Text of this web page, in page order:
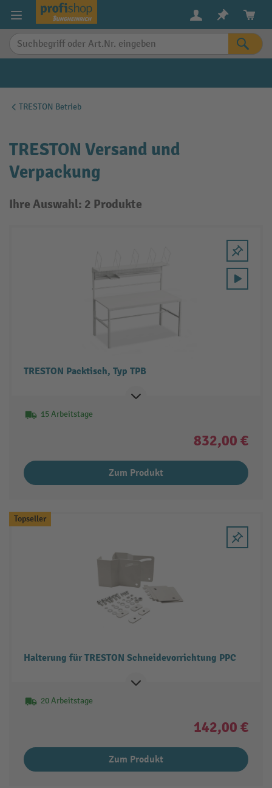
springen
TRESTON Betrieb
TRESTON Versand und
Verpackung
Ihre Auswahl: 2 Produkte
TRESTON Packtisch, Typ TPB
15 Arbeitstage
832,00 €
Zum Produkt
Topseller
Halterung für TRESTON Schneidevorrichtung PPC
20 Arbeitstage
142,00 €
Zum Produkt